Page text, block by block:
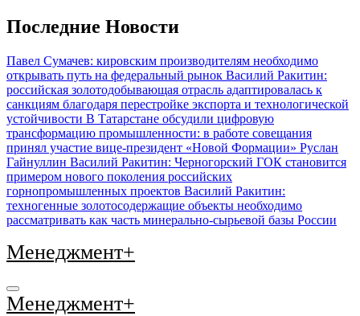
Перейти
к
Последние Новости
Павел Сумачев: кировским производителям необходимо
открывать путь на федеральный рынок Василий Ракитин:
российская золотодобывающая отрасль адаптировалась к
санкциям благодаря перестройке экспорта и технологической
устойчивости В Татарстане обсудили цифровую
трансформацию промышленности: в работе совещания
принял участие вице-президент «Новой Формации» Руслан
Гайнуллин Василий Ракитин: Черногорский ГОК становится
примером нового поколения российских
горнопромышленных проектов Василий Ракитин:
техногенные золотосодержащие объекты необходимо
рассматривать как часть минерально-сырьевой базы России
Менеджмент+
Менеджмент+